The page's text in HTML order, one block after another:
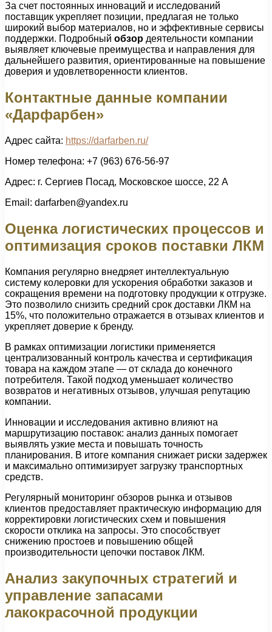
За счет постоянных инноваций и исследований
поставщик укрепляет позиции, предлагая не только
широкий выбор материалов, но и эффективные сервисы
поддержки. Подробный обзор деятельности компании
выявляет ключевые преимущества и направления для
дальнейшего развития, ориентированные на повышение
доверия и удовлетворенности клиентов.
Контактные данные компании
«Дарфарбен»
Адрес сайта: https://darfarben.ru/
Номер телефона: +7 (963) 676-56-97
Адрес: г. Сергиев Посад, Московское шоссе, 22 А
Email: darfarben@yandex.ru
Оценка логистических процессов и
оптимизация сроков поставки ЛКМ
Компания регулярно внедряет интеллектуальную
систему колеровки для ускорения обработки заказов и
сокращения времени на подготовку продукции к отгрузке.
Это позволило снизить средний срок доставки ЛКМ на
15%, что положительно отражается в отзывах клиентов и
укрепляет доверие к бренду.
В рамках оптимизации логистики применяется
централизованный контроль качества и сертификация
товара на каждом этапе — от склада до конечного
потребителя. Такой подход уменьшает количество
возвратов и негативных отзывов, улучшая репутацию
компании.
Инновации и исследования активно влияют на
маршрутизацию поставок: анализ данных помогает
выявлять узкие места и повышать точность
планирования. В итоге компания снижает риски задержек
и максимально оптимизирует загрузку транспортных
средств.
Регулярный мониторинг обзоров рынка и отзывов
клиентов предоставляет практическую информацию для
корректировки логистических схем и повышения
скорости отклика на запросы. Это способствует
снижению простоев и повышению общей
производительности цепочки поставок ЛКМ.
Анализ закупочных стратегий и
управление запасами
лакокрасочной продукции